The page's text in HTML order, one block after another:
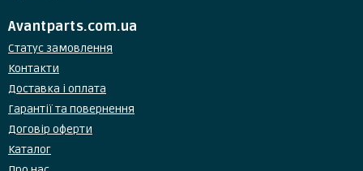
Avantparts.com.ua
Статус замовлення
Контакти
Доставка і оплата
Гарантії та повернення
Договір оферти
Каталог